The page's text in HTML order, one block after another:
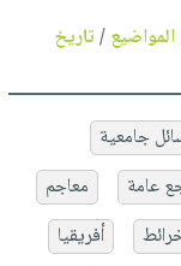
/تاريخ
جامعية
عامة
معاجم
أفريقيا